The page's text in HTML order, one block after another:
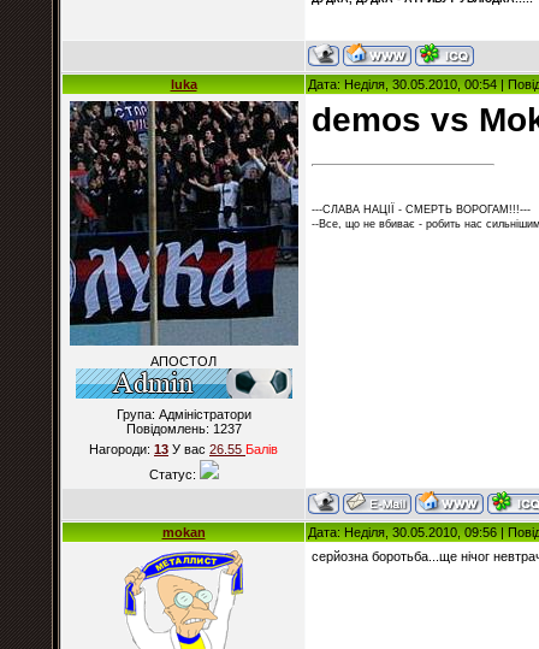
luka Дата: Неділя, 30.05.2010, 00:54 |
АПОСТОЛ
Група: Адміністратори
Повідомлень: 1237
Нагороди: 13 У вас 26.55 Балiв
Статус:
demos vs
---СЛАВА НАЦІЇ - СМЕРТЬ ВОРОГАМ!!!---
--Все, що не вбиває - робить нас
mokan Дата: Неділя, 30.05.2010, 09:56 |
серйозна боротьба...ще нічог